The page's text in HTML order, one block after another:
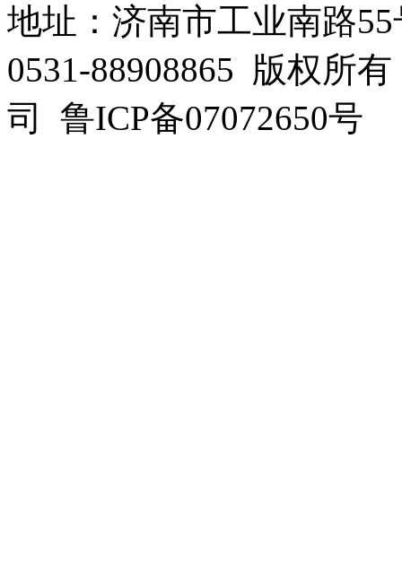
地址：济南市工业南路
0531-88908865 版权所
司 鲁ICP备07072650号